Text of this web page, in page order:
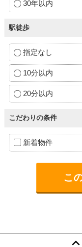
30年以内
駅徒歩
指定なし
10分以内
20分以内
こだわりの条件
新着物件